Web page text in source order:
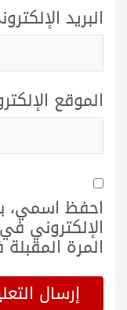
البريد
الموقع
احفظ اسمي،
الإلكتروني
المرة